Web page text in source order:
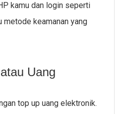
kamu dan login seperti
metode keamanan yang
Uang
top up uang elektronik.